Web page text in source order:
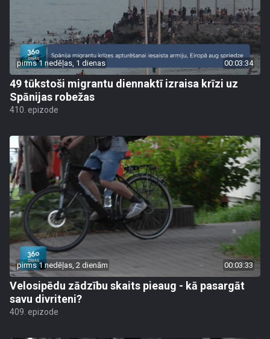
pirms 1 nedēļas, 1 dienas 00:03:34
49 tūkstoši migrantu diennaktī izraisa krīzi uz
Spānijas robežas
410. epizode
pirms 1 nedēļas, 2 dienām 00:03:33
Velosipēdu zādzību skaits pieaug - kā pasargāt
savu divriteni?
409. epizode